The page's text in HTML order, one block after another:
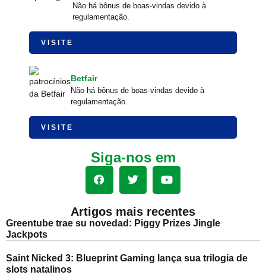
Não há bônus de boas-vindas devido à
regulamentação.
VISITE
Betfair
Não há bônus de boas-vindas devido à
regulamentação.
VISITE
Siga-nos em
Artigos mais recentes
Greentube trae su novedad: Piggy Prizes Jingle
Jackpots
Saint Nicked 3: Blueprint Gaming lança sua trilogia de
slots natalinos